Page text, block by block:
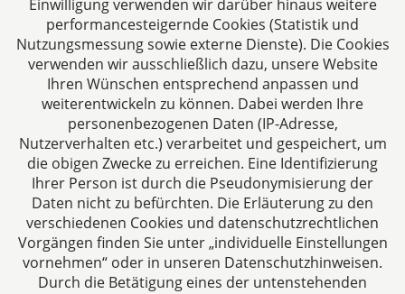
52070 Aachen
Deutschland
Tel: +49 241 94621-0
Fax: +49 241 94621-111
E-Mail:kanzlei@dhk-law.com
Über uns
Ihre Ansprechpartner für Fragen rund um
Gesellschaftsrecht, Steuergestaltung und
Vertragsrecht.
Einwilligung verwenden wir darüber hinaus weitere
performancesteigernde Cookies (Statistik und
Nutzungsmessung sowie externe Dienste). Die Cookies
verwenden wir ausschließlich dazu, unsere Website
Ihren Wünschen entsprechend anpassen und
weiterentwickeln zu können. Dabei werden Ihre
personenbezogenen Daten (IP-Adresse,
Nutzerverhalten etc.) verarbeitet und gespeichert, um
die obigen Zwecke zu erreichen. Eine Identifizierung
Ihrer Person ist durch die Pseudonymisierung der
Daten nicht zu befürchten. Die Erläuterung zu den
verschiedenen Cookies und datenschutzrechtlichen
Vorgängen finden Sie unter „individuelle Einstellungen
vornehmen“ oder in unseren Datenschutzhinweisen.
Durch die Betätigung eines der untenstehenden